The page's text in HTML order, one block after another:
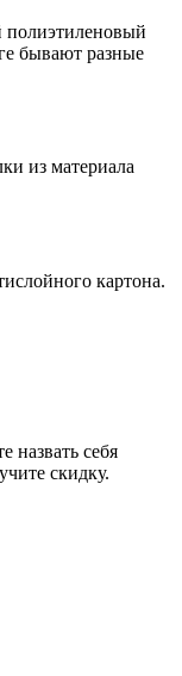
полиэтиленовый
бывают разные
из материала
картона.
назвать себя
скидку.